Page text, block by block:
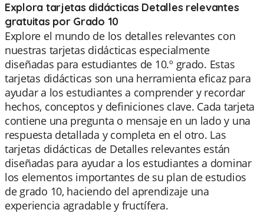
Explora tarjetas didácticas Detalles relevantes
gratuitas por Grado 10
Explore el mundo de los detalles relevantes con
nuestras tarjetas didácticas especialmente
diseñadas para estudiantes de 10.º grado. Estas
tarjetas didácticas son una herramienta eficaz para
ayudar a los estudiantes a comprender y recordar
hechos, conceptos y definiciones clave. Cada tarjeta
contiene una pregunta o mensaje en un lado y una
respuesta detallada y completa en el otro. Las
tarjetas didácticas de Detalles relevantes están
diseñadas para ayudar a los estudiantes a dominar
los elementos importantes de su plan de estudios
de grado 10, haciendo del aprendizaje una
experiencia agradable y fructífera.